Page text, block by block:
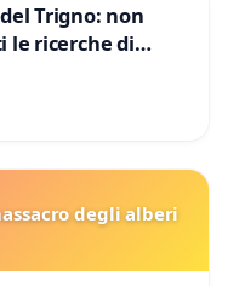
Trigno: non
le ricerche di
degli alberi